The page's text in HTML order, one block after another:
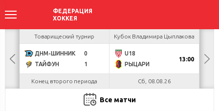
БУЛ
Товарищеский турнир
ДНМ-ШИННИК
0
ТАЙФУН
1
Конец второго периода
Кубок Владимира Цыплакова
U18
РЫЦАРИ
13:00
Сб, 08.08.26
Все матчи